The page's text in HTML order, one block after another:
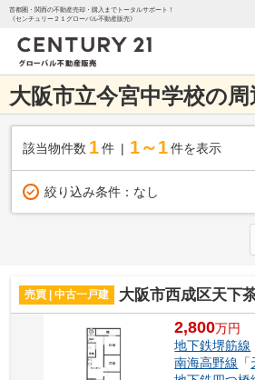
首都圏・関西の不動産売却・購入までトータルサポート！
《センチュリー２１グローバル不動産販売》
大阪市立今宮中学校の
該当物件数 1件 1～1 件を表示
絞り込み条件： なし
売買 | 中古一戸建 大阪市西成区天下茶屋２
2,800万円
地下鉄堺筋線
南海高野線 「